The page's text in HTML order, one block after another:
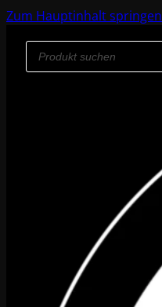
Zum Hauptinhalt springen
Products
search